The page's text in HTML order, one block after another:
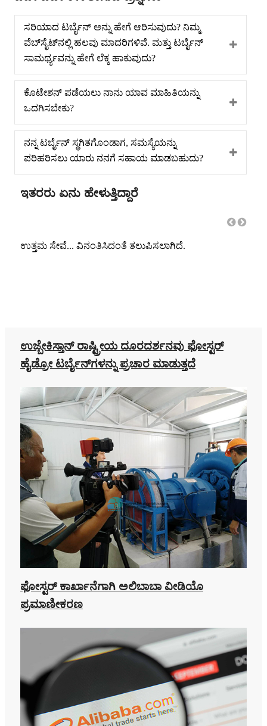
ಸರಿಯಾದ ಟರ್ಬೈನ್ ಅನ್ನು ಹೇಗೆ ಆರಿಸುವುದು? ನಿಮ್ಮ
ವೆಬ್‌ಸೈಟ್‌ನಲ್ಲಿ ಹಲವು ಮಾದರಿಗಳಿವೆ. ಮತ್ತು ಟರ್ಬೈನ್
ಸಾಮರ್ಥ್ಯವನ್ನು ಹೇಗೆ ಲೆಕ್ಕ ಹಾಕುವುದು?
ಕೊಟೇಶನ್ ಪಡೆಯಲು ನಾನು ಯಾವ ಮಾಹಿತಿಯನ್ನು
ಒದಗಿಸಬೇಕು?
ನನ್ನ ಟರ್ಬೈನ್ ಸ್ಥಗಿತಗೊಂಡಾಗ, ಸಮಸ್ಯೆಯನ್ನು
ಪರಿಹರಿಸಲು ಯಾರು ನನಗೆ ಸಹಾಯ ಮಾಡಬಹುದು?
ಇತರರು ಏನು ಹೇಳುತ್ತಿದ್ದಾರೆ
ಉತ್ತಮ ಸೇವೆ... ವಿನಂತಿಸಿದಂತೆ ತಲುಪಿಸಲಾಗಿದೆ.
ಉಜ್ಬೇಕಿಸ್ತಾನ್ ರಾಷ್ಟ್ರೀಯ ದೂರದರ್ಶನವು ಫೋಸ್ಟರ್
ಹೈಡ್ರೋ ಟರ್ಬೈನ್‌ಗಳನ್ನು ಪ್ರಚಾರ ಮಾಡುತ್ತದೆ
ಫೋಸ್ಟರ್ ಕಾರ್ಖಾನೆಗಾಗಿ ಅಲಿಬಾಬಾ ವೀಡಿಯೊ
ಪ್ರಮಾಣೀಕರಣ